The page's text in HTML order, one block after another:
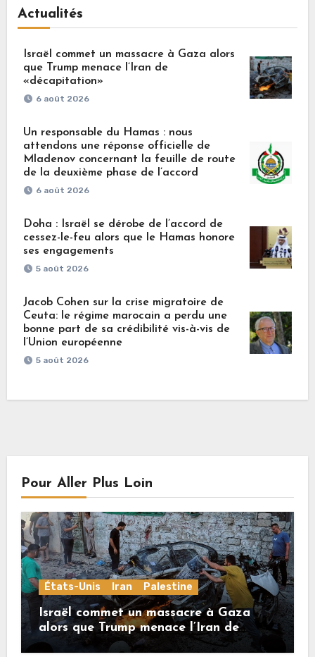
Actualités
Israël commet un massacre à Gaza alors
que Trump menace l’Iran de
«décapitation»
6 août 2026
Un responsable du Hamas : nous
attendons une réponse officielle de
Mladenov concernant la feuille de route
de la deuxième phase de l’accord
6 août 2026
Doha : Israël se dérobe de l’accord de
cessez-le-feu alors que le Hamas honore
ses engagements
5 août 2026
Jacob Cohen sur la crise migratoire de
Ceuta: le régime marocain a perdu une
bonne part de sa crédibilité vis-à-vis de
l’Union européenne
5 août 2026
Pour Aller Plus Loin
États-Unis Iran Palestine
Israël commet un massacre à Gaza
alors que Trump menace l’Iran de
«décapitation»